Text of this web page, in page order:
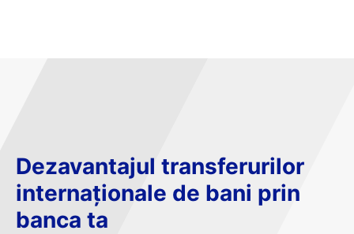
Dezavantajul transferurilor
internaționale de bani prin
banca ta